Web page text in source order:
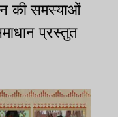
की समस्याओं
प्रस्तुत